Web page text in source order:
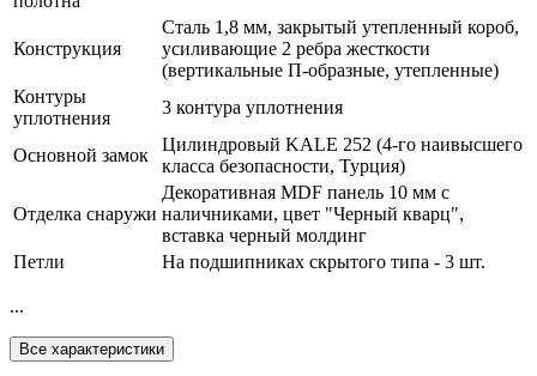
Конструкция
Сталь 1,8 мм, закрытый утепленный короб,
усиливающие 2 ребра жесткости
(вертикальные П-образные, утепленные)
Контуры
уплотнения
3 контура уплотнения
Основной замок
Цилиндровый KALE 252 (4-го наивысшего
класса безопасности, Турция)
Отделка снаружи
Декоративная MDF панель 10 мм с
наличниками, цвет "Черный кварц",
вставка черный молдинг
Петли
На подшипниках скрытого типа - 3 шт.
...
Все характеристики